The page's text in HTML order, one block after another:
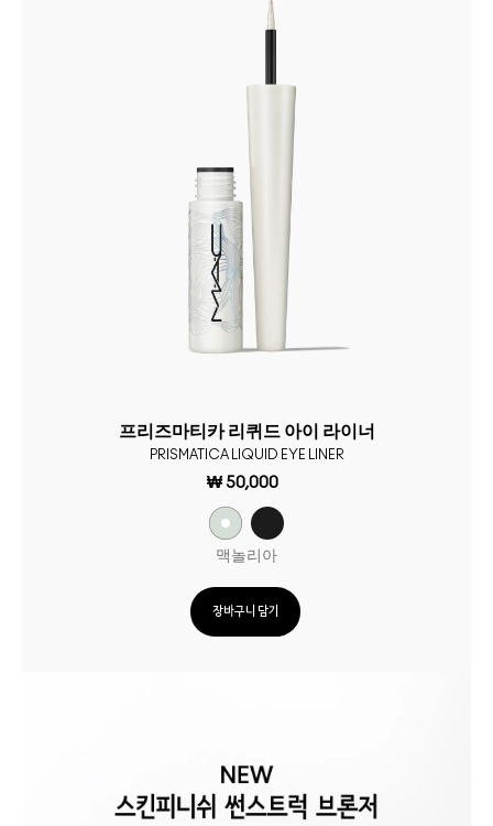
프리즈마티카 리퀴드 아이 라이너
PRISMATICA LIQUID EYE LINER
₩ 50,000
맥놀리아
장바구니 담기